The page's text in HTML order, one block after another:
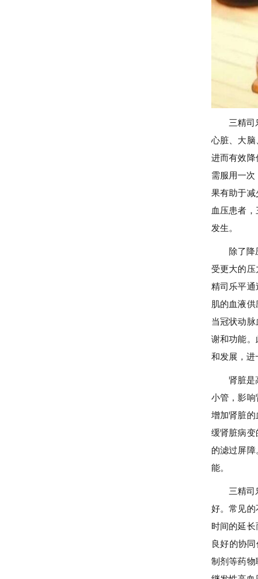
三精司
心脏、大脑
进而有效降
需服用一
果有助于减
血压患者
发生。
除了
受更大的
精司乐平通
肌的血液供
当冠状动
谢和功能。
和发展，进
肾脏是
小管，影响
增加肾脏的
缓肾脏病变
的滤过屏
能。
三精司
好。常见的
时间的延
良好的协
制剂等药物